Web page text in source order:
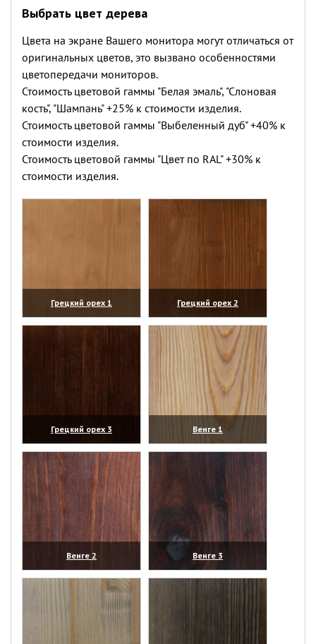
Выбрать цвет дерева
Цвета на экране Вашего монитора могут отличаться от
оригинальных цветов, это вызвано особенностями
цветопередачи мониторов.
Стоимость цветовой гаммы "Белая эмаль", "Слоновая
кость", "Шампань" +25% к стоимости изделия.
Стоимость цветовой гаммы "Выбеленный дуб" +40% к
стоимости изделия.
Стоимость цветовой гаммы "Цвет по RAL" +30% к
стоимости изделия.
Грецкий орех 1
(увеличить)
Грецкий орех 2
(увеличить)
Грецкий орех 3
(увеличить)
Венге 1
(увеличить)
Венге 2
(увеличить)
Венге 3
(увеличить)